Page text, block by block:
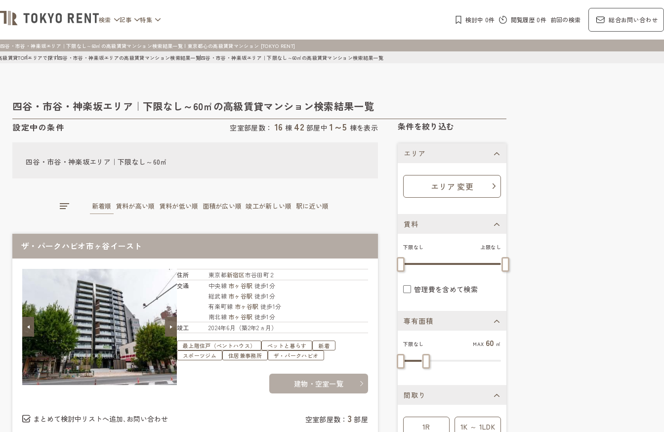
検索 記事 特集 検討中 0件 閲覧履歴 0件 前回の検索 総合お問い合わせ
四谷・市谷・神楽坂エリア｜下限なし～60㎡の高級賃貸マンション検索結果一覧 | 東京都心の高級賃貸マンション [TOKYO RENT]
級賃貸TOPエリアで探す四谷・市谷・神楽坂エリアの高級賃貸マンション検索結果一覧四谷・市谷・神楽坂エリア｜下限なし～60㎡の高級賃貸マンション検索結果一覧
四谷・市谷・神楽坂エリア｜下限なし～60㎡の高級賃貸マンション検索結果一覧
設定中の条件 空室部屋数： 16 棟 42 部屋中1～5 棟を表示
四谷・市谷・神楽坂エリア｜下限なし～60㎡
新着順 賃料が高い順 賃料が低い順 面積が広い順 竣工が新しい順 駅に近い順
ザ・パークハビオ市ヶ谷イースト
住所 東京都新宿区市谷田町２
交通
中央線 市ヶ谷駅 徒歩1分
総武線 市ヶ谷駅 徒歩1分
有楽町線 市ヶ谷駅 徒歩1分
南北線 市ヶ谷駅 徒歩1分
竣工
2024年6月（築2年2ヵ月）
最上階住戸（ペントハウス） ペットと暮らす
新着
スポーツジム
住居兼事務所 ザ・パークハビオ
建物・空室一覧
まとめて検討中リストへ追加､お問い合わせ 空室部屋数： 3 部屋
条件を絞り込む
エリア
エリア 変更
賃料
下限なし 上限なし
管理費を含めて検索
専有面積
下限なし MAX 60 ㎡
間取り
1R 1K ～ 1LDK